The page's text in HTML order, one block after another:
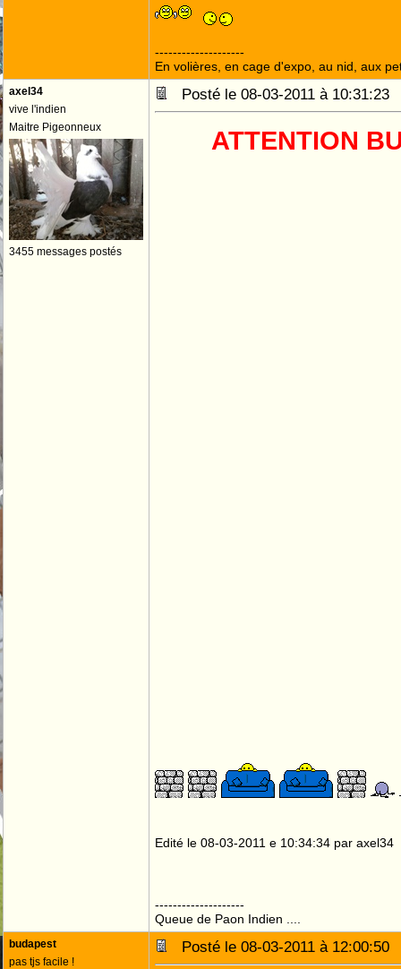
--------------------
En volières, en cage d'expo, au nid, aux
axel34
vive l'indien
Maitre Pigeonneux
3455 messages postés
Posté le 08-03-2011 à
ATTENTION
Edité le 08-03-2011 e 10:34:34 par axel34
--------------------
Queue de Paon Indien ....
budapest
pas tjs facile !
Posté le 08-03-2011 à